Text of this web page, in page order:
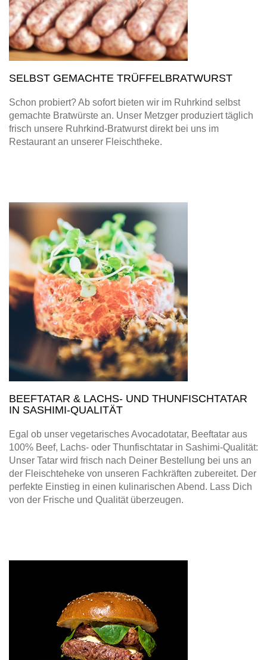
SELBST GEMACHTE TRÜFFELBRATWURST
Schon probiert? Ab sofort bieten wir im Ruhrkind selbst
gemachte Bratwürste an. Unser Metzger produziert täglich
frisch unsere Ruhrkind-Bratwurst direkt bei uns im
Restaurant an unserer Fleischtheke.
BEEFTATAR & LACHS- UND THUNFISCHTATAR
IN SASHIMI-QUALITÄT
Egal ob unser vegetarisches Avocadotatar, Beeftatar aus
100% Beef, Lachs- oder Thunfischtatar in Sashimi-Qualität:
Unser Tatar wird frisch nach Deiner Bestellung bei uns an
der Fleischteheke von unseren Fachkräften zubereitet. Der
perfekte Einstieg in einen kulinarischen Abend. Lass Dich
von der Frische und Qualität überzeugen.